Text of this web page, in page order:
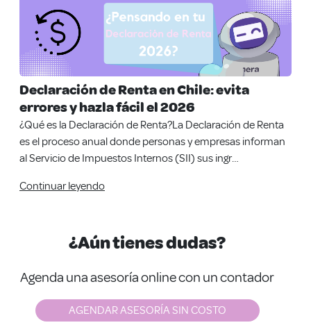
Declaración de Renta en Chile: evita
errores y hazla fácil el 2026
¿Qué es la Declaración de Renta?La Declaración de Renta
es el proceso anual donde personas y empresas informan
al Servicio de Impuestos Internos (SII) sus ingr…
Continuar leyendo
¿Aún tienes dudas?
Agenda una asesoría online con un contador
AGENDAR ASESORÍA SIN COSTO